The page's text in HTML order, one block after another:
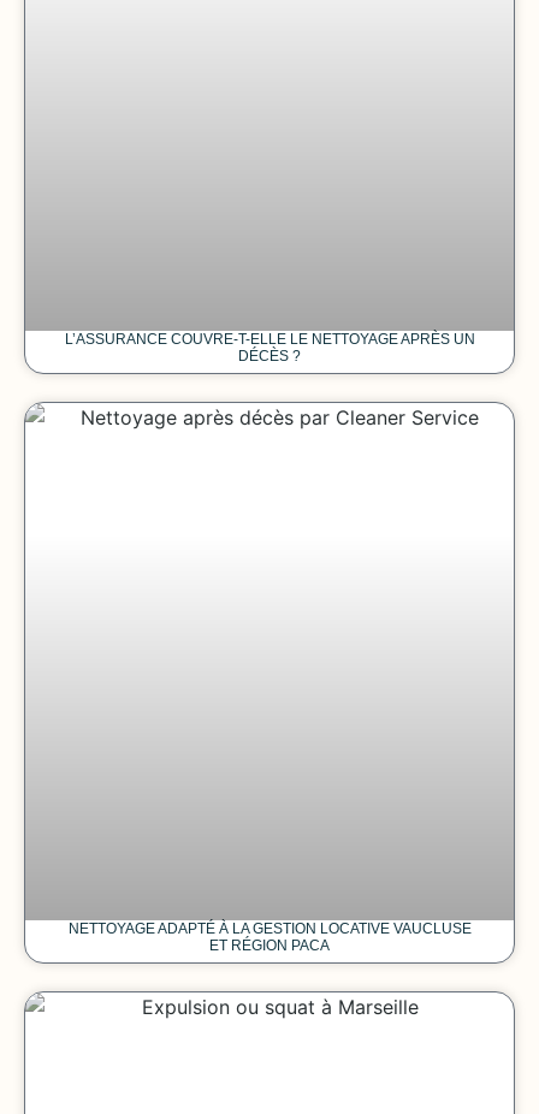
L’ASSURANCE COUVRE-T-ELLE LE NETTOYAGE APRÈS UN
DÉCÈS ?
NETTOYAGE ADAPTÉ À LA GESTION LOCATIVE VAUCLUSE
ET RÉGION PACA